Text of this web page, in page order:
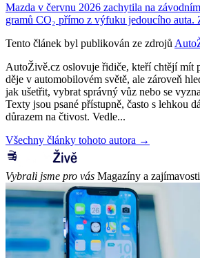
Mazda v červnu 2026 zachytila na
gramů CO₂ přímo z výfuku jedoucího auta.
Tento článek byl publikován ze zdrojů
AutoŽivě.cz oslovuje řidiče, kteří chtějí mít
děje v automobilovém světě, ale zároveň
jak ušetřit, vybrat správný vůz nebo se
Texty jsou psané přístupně, často s lehkou
důrazem na čtivost. Vedle...
Všechny články tohoto autora →
Vybrali jsme pro vás Magazíny a zajímavosti